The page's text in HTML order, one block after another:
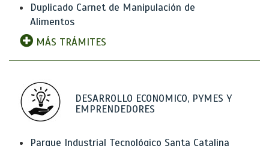
Duplicado Carnet de Manipulación de
Alimentos
MÁS TRÁMITES
DESARROLLO ECONOMICO, PYMES Y
EMPRENDEDORES
Parque Industrial Tecnológico Santa Catalina